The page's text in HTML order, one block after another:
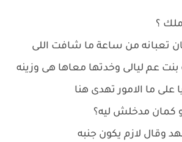
؟
تعبانه من ساعة ما شافت اللى
عم ليالى وخدتها معاها هى وزينه
على ما الامور تهدى هنا
كمان مدخلش ليه؟
وقال لازم يكون جنبه